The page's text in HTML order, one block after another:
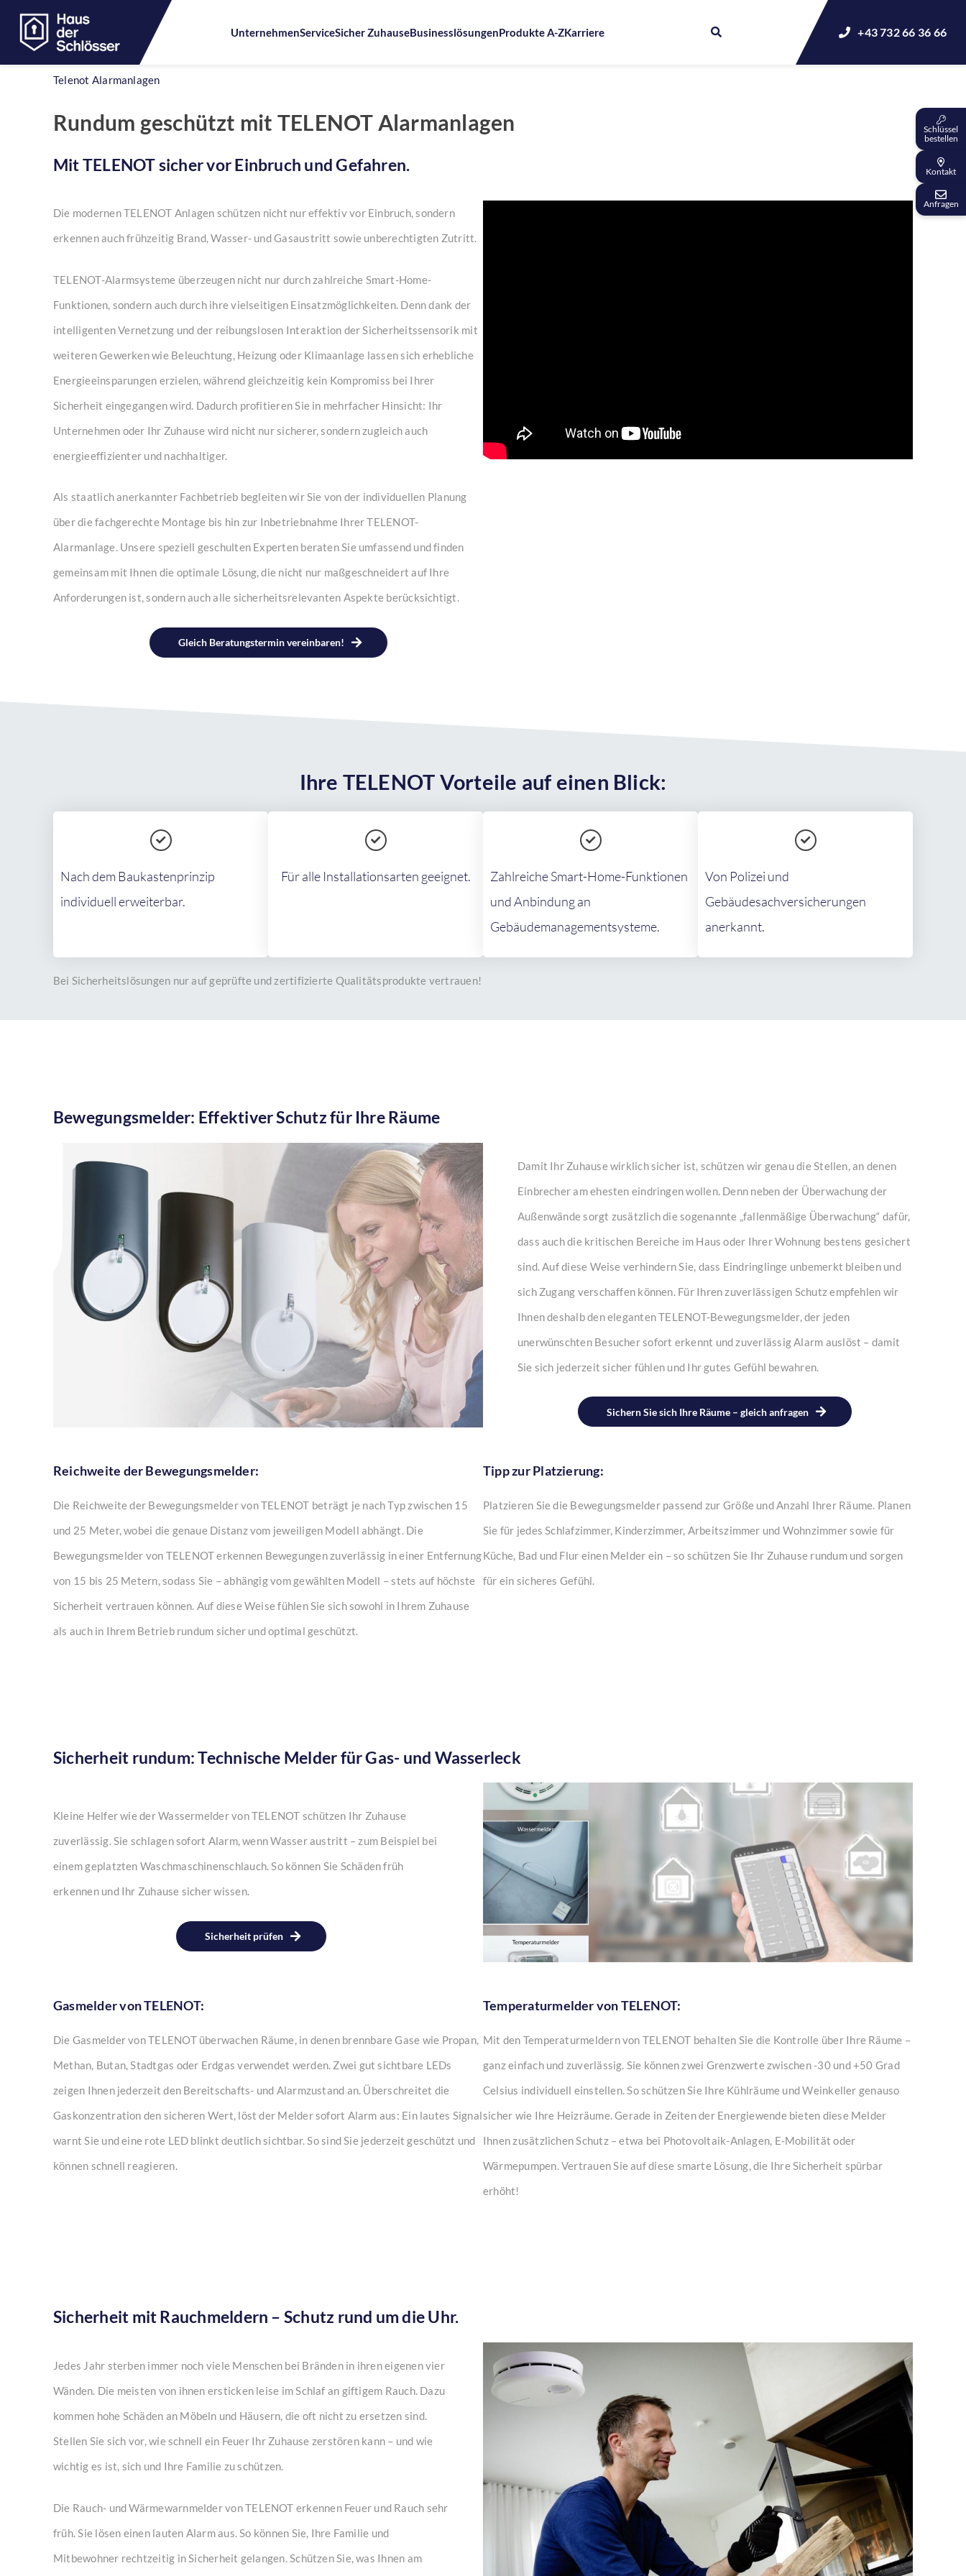
UnternehmenServiceSicher ZuhauseBusinesslösungenProdukte A-ZKarriere +43 732 66 36 66
Telenot Alarmanlagen
Schlüssel
bestellen
Kontakt
Anfragen
Rundum geschützt mit TELENOT Alarmanlagen
Mit TELENOT sicher vor Einbruch und Gefahren.
Die modernen TELENOT Anlagen schützen nicht nur effektiv vor Einbruch, sondern
erkennen auch frühzeitig Brand, Wasser- und Gasaustritt sowie unberechtigten Zutritt.
TELENOT-Alarmsysteme überzeugen nicht nur durch zahlreiche Smart-Home-
Funktionen, sondern auch durch ihre vielseitigen Einsatzmöglichkeiten. Denn dank der
intelligenten Vernetzung und der reibungslosen Interaktion der Sicherheitssensorik mit
weiteren Gewerken wie Beleuchtung, Heizung oder Klimaanlage lassen sich erhebliche
Energieeinsparungen erzielen, während gleichzeitig kein Kompromiss bei Ihrer
Sicherheit eingegangen wird. Dadurch profitieren Sie in mehrfacher Hinsicht: Ihr
Unternehmen oder Ihr Zuhause wird nicht nur sicherer, sondern zugleich auch
energieeffizienter und nachhaltiger.
Als staatlich anerkannter Fachbetrieb begleiten wir Sie von der individuellen Planung
über die fachgerechte Montage bis hin zur Inbetriebnahme Ihrer TELENOT-
Alarmanlage. Unsere speziell geschulten Experten beraten Sie umfassend und finden
gemeinsam mit Ihnen die optimale Lösung, die nicht nur maßgeschneidert auf Ihre
Anforderungen ist, sondern auch alle sicherheitsrelevanten Aspekte berücksichtigt.
Gleich Beratungstermin vereinbaren!
Ihre TELENOT Vorteile auf einen Blick:
Nach dem Baukastenprinzip
individuell erweiterbar.
Für alle Installationsarten geeignet.
Zahlreiche Smart-Home-Funktionen
und Anbindung an
Gebäudemanagementsysteme.
Von Polizei und
Gebäudesachversicherungen
anerkannt.
Bei Sicherheitslösungen nur auf geprüfte und zertifizierte Qualitätsprodukte vertrauen!
Bewegungsmelder: Effektiver Schutz für Ihre Räume
Damit Ihr Zuhause wirklich sicher ist, schützen wir genau die Stellen, an denen
Einbrecher am ehesten eindringen wollen. Denn neben der Überwachung der
Außenwände sorgt zusätzlich die sogenannte „fallenmäßige Überwachung“ dafür,
dass auch die kritischen Bereiche im Haus oder Ihrer Wohnung bestens gesichert
sind. Auf diese Weise verhindern Sie, dass Eindringlinge unbemerkt bleiben und
sich Zugang verschaffen können. Für Ihren zuverlässigen Schutz empfehlen wir
Ihnen deshalb den eleganten TELENOT-Bewegungsmelder, der jeden
unerwünschten Besucher sofort erkennt und zuverlässig Alarm auslöst – damit
Sie sich jederzeit sicher fühlen und Ihr gutes Gefühl bewahren.
Sichern Sie sich Ihre Räume – gleich anfragen
Reichweite der Bewegungsmelder:
Die Reichweite der Bewegungsmelder von TELENOT beträgt je nach Typ zwischen 15
und 25 Meter, wobei die genaue Distanz vom jeweiligen Modell abhängt. Die
Bewegungsmelder von TELENOT erkennen Bewegungen zuverlässig in einer Entfernung
von 15 bis 25 Metern, sodass Sie – abhängig vom gewählten Modell – stets auf höchste
Sicherheit vertrauen können. Auf diese Weise fühlen Sie sich sowohl in Ihrem Zuhause
als auch in Ihrem Betrieb rundum sicher und optimal geschützt.
Tipp zur Platzierung:
Platzieren Sie die Bewegungsmelder passend zur Größe und Anzahl Ihrer Räume. Planen
Sie für jedes Schlafzimmer, Kinderzimmer, Arbeitszimmer und Wohnzimmer sowie für
Küche, Bad und Flur einen Melder ein – so schützen Sie Ihr Zuhause rundum und sorgen
für ein sicheres Gefühl.
Sicherheit rundum: Technische Melder für Gas- und Wasserleck
Kleine Helfer wie der Wassermelder von TELENOT schützen Ihr Zuhause
zuverlässig. Sie schlagen sofort Alarm, wenn Wasser austritt – zum Beispiel bei
einem geplatzten Waschmaschinenschlauch. So können Sie Schäden früh
erkennen und Ihr Zuhause sicher wissen.
Sicherheit prüfen
Gasmelder von TELENOT:
Die Gasmelder von TELENOT überwachen Räume, in denen brennbare Gase wie Propan,
Methan, Butan, Stadtgas oder Erdgas verwendet werden. Zwei gut sichtbare LEDs
zeigen Ihnen jederzeit den Bereitschafts- und Alarmzustand an. Überschreitet die
Gaskonzentration den sicheren Wert, löst der Melder sofort Alarm aus: Ein lautes Signal
warnt Sie und eine rote LED blinkt deutlich sichtbar. So sind Sie jederzeit geschützt und
können schnell reagieren.
Temperaturmelder von TELENOT:
Mit den Temperaturmeldern von TELENOT behalten Sie die Kontrolle über Ihre Räume –
ganz einfach und zuverlässig. Sie können zwei Grenzwerte zwischen -30 und +50 Grad
Celsius individuell einstellen. So schützen Sie Ihre Kühlräume und Weinkeller genauso
sicher wie Ihre Heizräume. Gerade in Zeiten der Energiewende bieten diese Melder
Ihnen zusätzlichen Schutz – etwa bei Photovoltaik-Anlagen, E-Mobilität oder
Wärmepumpen. Vertrauen Sie auf diese smarte Lösung, die Ihre Sicherheit spürbar
erhöht!
Sicherheit mit Rauchmeldern – Schutz rund um die Uhr.
Jedes Jahr sterben immer noch viele Menschen bei Bränden in ihren eigenen vier
Wänden. Die meisten von ihnen ersticken leise im Schlaf an giftigem Rauch. Dazu
kommen hohe Schäden an Möbeln und Häusern, die oft nicht zu ersetzen sind.
Stellen Sie sich vor, wie schnell ein Feuer Ihr Zuhause zerstören kann – und wie
wichtig es ist, sich und Ihre Familie zu schützen.
Die Rauch- und Wärmewarnmelder von TELENOT erkennen Feuer und Rauch sehr
früh. Sie lösen einen lauten Alarm aus. So können Sie, Ihre Familie und
Mitbewohner rechtzeitig in Sicherheit gelangen. Schützen Sie, was Ihnen am